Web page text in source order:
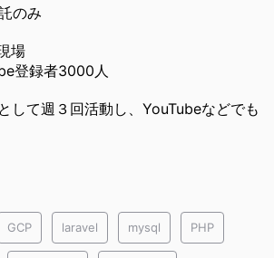
のみ
場
登録者3000人
して週３回活動し、YouTubeなどでも
GCP laravel mysql PHP